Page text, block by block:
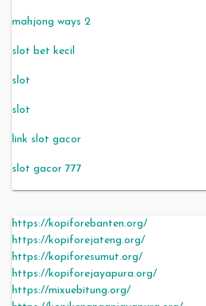
mahjong ways 2
slot bet kecil
slot
slot
link slot gacor
slot gacor 777
https://kopiforebanten.org/
https://kopiforejateng.org/
https://kopiforesumut.org/
https://kopiforejayapura.org/
https://mixuebitung.org/